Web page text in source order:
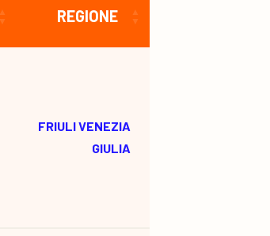
REGIONE
FRIULI VENEZIA
GIULIA